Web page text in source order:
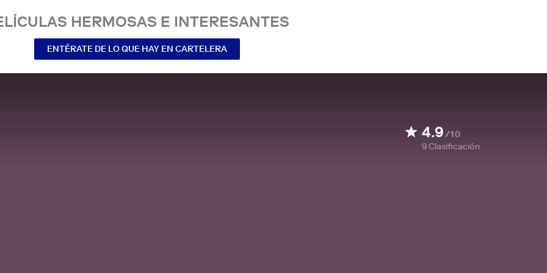
HERMOSAS E INTERESANTES
ENTÉRATE DE LO QUE HAY EN CARTELERA
4.9/10
9Clasificación